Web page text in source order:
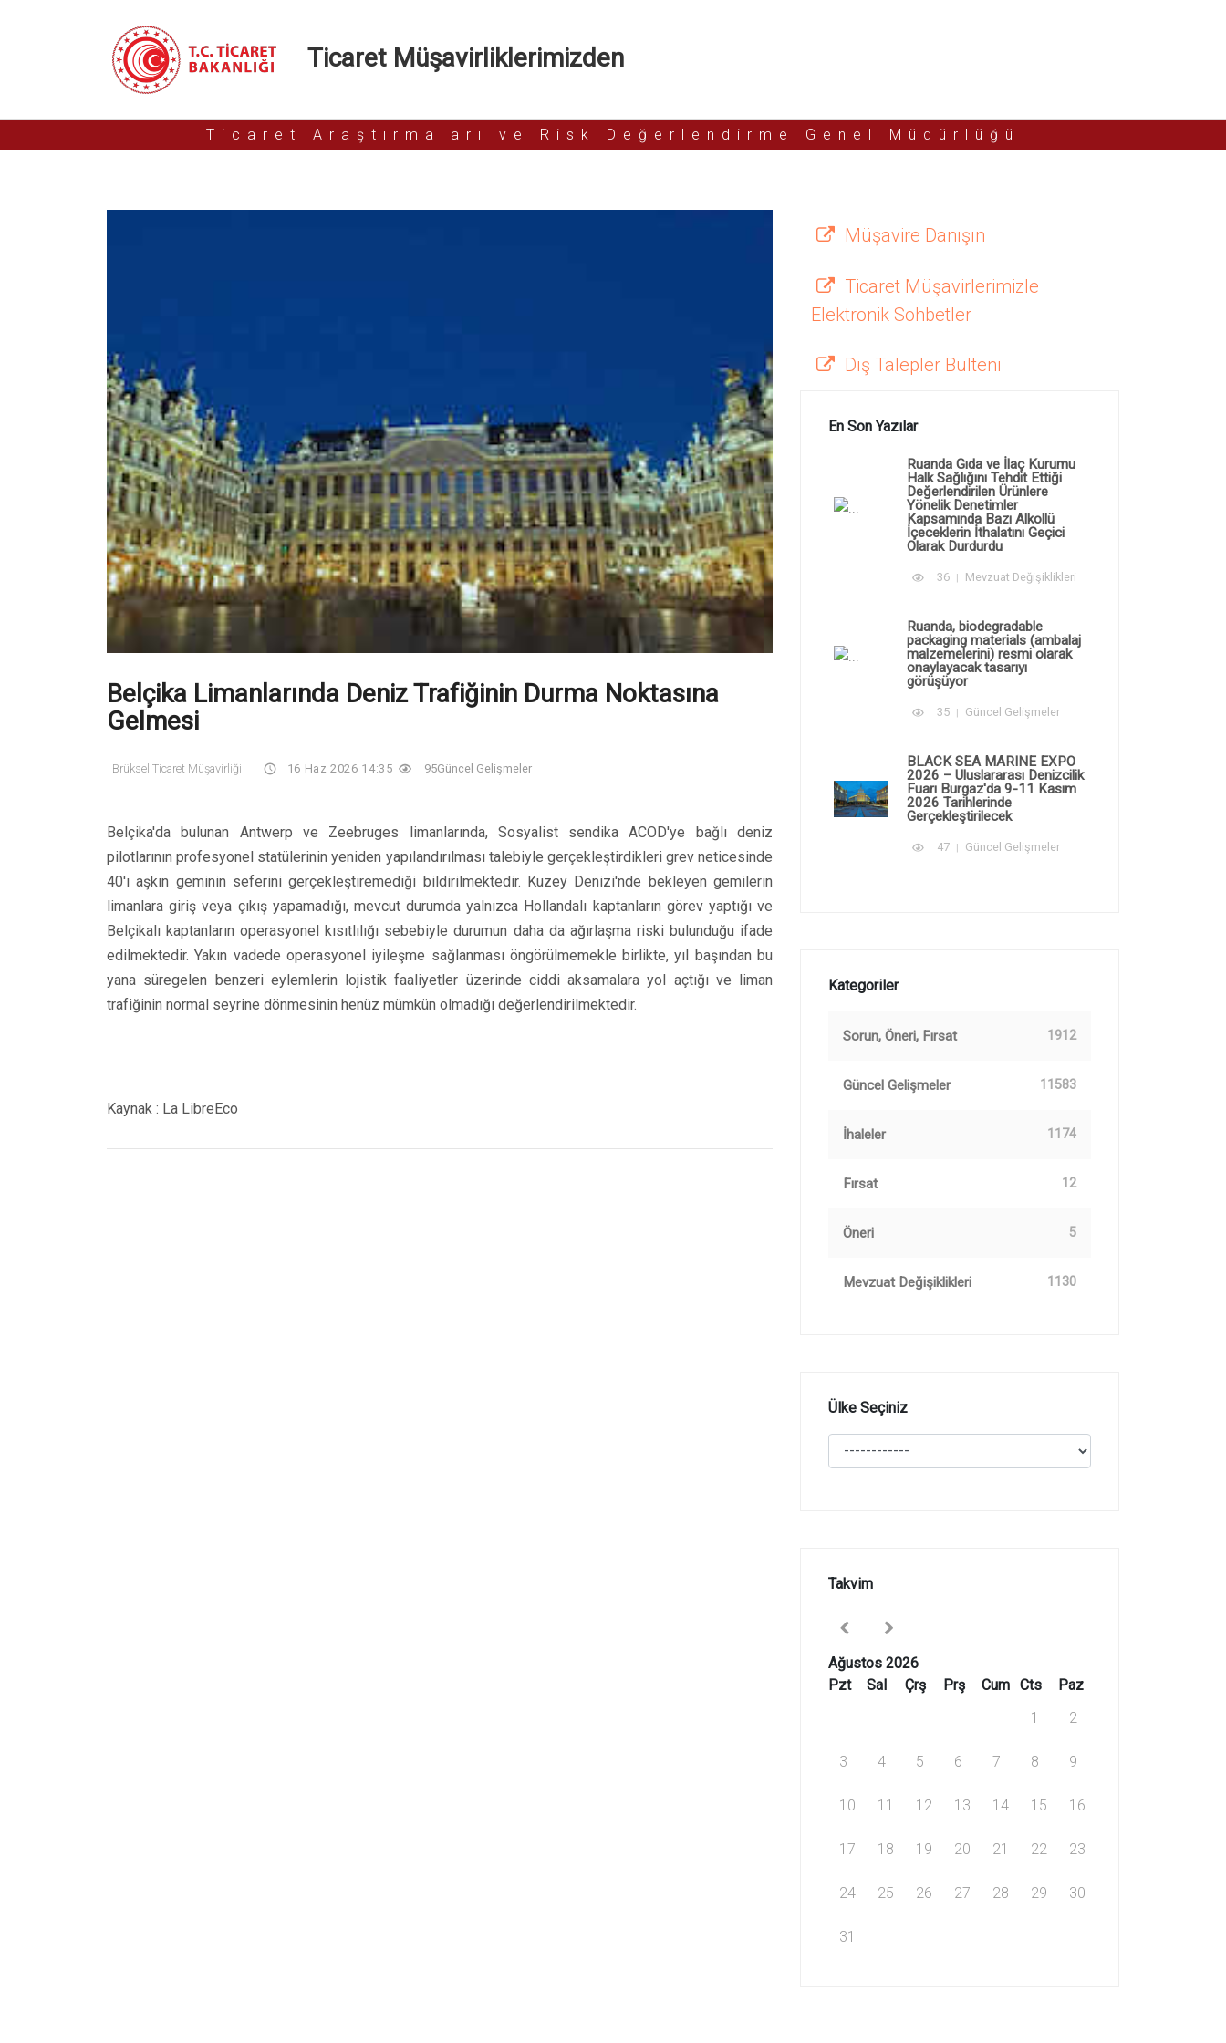
Ticaret Müşavirliklerimizden
Ticaret Araştırmaları ve Risk Değerlendirme Genel Müdürlüğü
Belçika Limanlarında Deniz Trafiğinin Durma Noktasına
Gelmesi
Brüksel Ticaret Müşavirliği 16 Haz 2026 14:35 95Güncel Gelişmeler
Belçika'da bulunan Antwerp ve Zeebruges limanlarında, Sosyalist sendika ACOD'ye bağlı deniz
pilotlarının profesyonel statülerinin yeniden yapılandırılması talebiyle gerçekleştirdikleri grev neticesinde
40'ı aşkın geminin seferini gerçekleştiremediği bildirilmektedir. Kuzey Denizi'nde bekleyen gemilerin
limanlara giriş veya çıkış yapamadığı, mevcut durumda yalnızca Hollandalı kaptanların görev yaptığı ve
Belçikalı kaptanların operasyonel kısıtlılığı sebebiyle durumun daha da ağırlaşma riski bulunduğu ifade
edilmektedir. Yakın vadede operasyonel iyileşme sağlanması öngörülmemekle birlikte, yıl başından bu
yana süregelen benzeri eylemlerin lojistik faaliyetler üzerinde ciddi aksamalara yol açtığı ve liman
trafiğinin normal seyrine dönmesinin henüz mümkün olmadığı değerlendirilmektedir.
Kaynak : La LibreEco
Müşavire Danışın
Ticaret Müşavirlerimizle
Elektronik Sohbetler
Dış Talepler Bülteni
En Son Yazılar
Ruanda Gıda ve İlaç Kurumu
Halk Sağlığını Tehdit Ettiği
Değerlendirilen Ürünlere
Yönelik Denetimler
Kapsamında Bazı Alkollü
İçeceklerin İthalatını Geçici
Olarak Durdurdu
36 Mevzuat Değişiklikleri
Ruanda, biodegradable
packaging materials (ambalaj
malzemelerini) resmi olarak
onaylayacak tasarıyı
görüşüyor
35 Güncel Gelişmeler
BLACK SEA MARINE EXPO
2026 – Uluslararası Denizcilik
Fuarı Burgaz'da 9-11 Kasım
2026 Tarihlerinde
Gerçekleştirilecek
47 Güncel Gelişmeler
Kategoriler
Sorun, Öneri, Fırsat 1912
Güncel Gelişmeler 11583
İhaleler 1174
Fırsat 12
Öneri 5
Mevzuat Değişiklikleri 1130
Ülke Seçiniz
Takvim
Ağustos 2026
Pzt
Sal Çrş Prş Cum Cts
Paz
1
2
3 4 5 6 7 8 9
10 11 12 13 14 15 16
17 18 19 20 21 22 23
24 25 26 27 28 29 30
31